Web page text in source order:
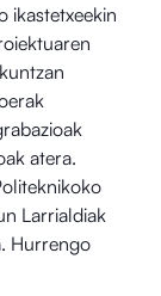
ikastetxeekin
atera.
Larrialdiak
Hurrengo